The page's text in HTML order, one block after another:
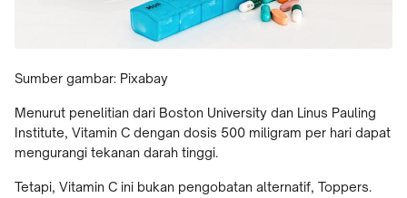
Sumber gambar: Pixabay
Menurut penelitian dari Boston University dan Linus Pauling
Institute, Vitamin C dengan dosis 500 miligram per hari dapat
mengurangi tekanan darah tinggi.
Tetapi, Vitamin C ini bukan pengobatan alternatif, Toppers.